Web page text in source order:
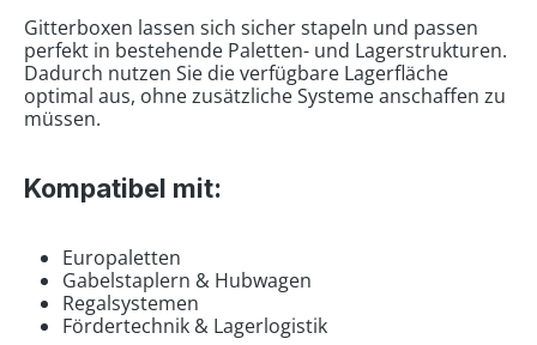
Gitterboxen lassen sich sicher stapeln und passen
perfekt in bestehende Paletten- und Lagerstrukturen.
Dadurch nutzen Sie die verfügbare Lagerfläche
optimal aus, ohne zusätzliche Systeme anschaffen zu
müssen.
Kompatibel mit:
Europaletten
Gabelstaplern & Hubwagen
Regalsystemen
Fördertechnik & Lagerlogistik